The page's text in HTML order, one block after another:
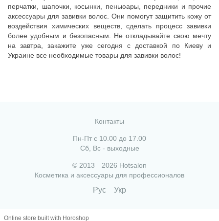
перчатки, шапочки, косынки, пеньюары, передники и прочие
аксессуары для завивки волос. Они помогут защитить кожу от
воздействия химических веществ, сделать процесс завивки
более удобным и безопасным. Не откладывайте свою мечту
на завтра, закажите уже сегодня с доставкой по Киеву и
Украине все необходимые товары для завивки волос!
Контакты
Пн-Пт с 10.00 до 17.00
Сб, Вс - выходные
© 2013—2026 Hotsalon
Косметика и аксессуары для профессионалов
Рус Укр
Online store built with Horoshop